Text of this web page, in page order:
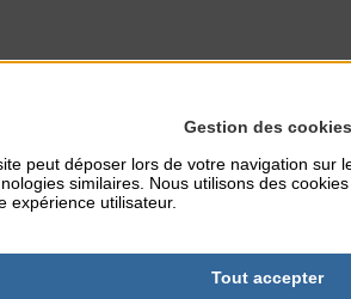
Gestion des cookies
peut déposer lors de votre navigation sur
similaires. Nous utilisons des
expérience utilisateur.
Tout accepter